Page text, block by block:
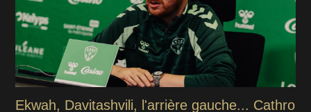
Ekwah, Davitashvili, l'arrière gauche... Cathro